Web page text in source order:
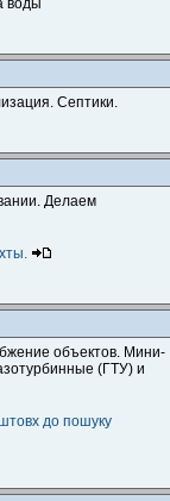
воды
Септики.
Делаем
объектов. Мини-
(ГТУ) и
до пошуку